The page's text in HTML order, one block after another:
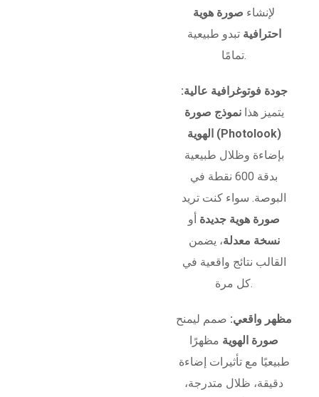
لإنشاء صورة هوية
احترافية تبدو طبيعية
تمامًا.
جودة فوتوغرافية عالية:
يتميز هذانموذج صورة
الهوية (Photolook)
بإضاءة وظلال طبيعية
بدقة 600 نقطة في
البوصة. سواء كنت تريد
صورة هوية جديدة أو
نسخة معدلة، يضمن
القالب نتائج واقعية في
كل مرة.
مظهر واقعي: صمم ليمنح
صورة الهوية مظهرًا
طبيعيًا مع تأثيرات إضاءة
دقيقة، ظلال متدرجة،